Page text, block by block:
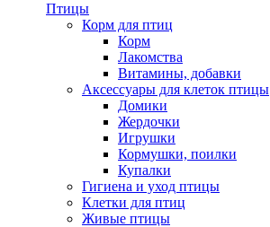
Птицы
Корм для птиц
Корм
Лакомства
Витамины, добавки
Аксессуары для клеток птицы
Домики
Жердочки
Игрушки
Кормушки, поилки
Купалки
Гигиена и уход птицы
Клетки для птиц
Живые птицы